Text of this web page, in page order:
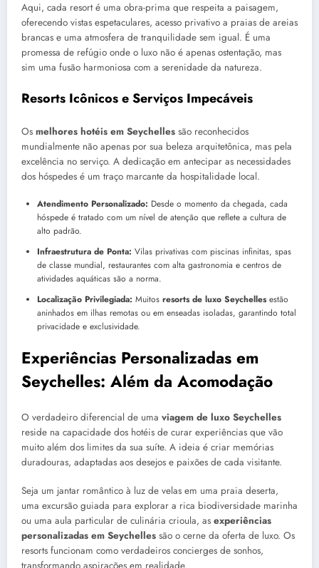
Aqui, cada resort é uma obra-prima que respeita a paisagem,
oferecendo vistas espetaculares, acesso privativo a praias de areias
brancas e uma atmosfera de tranquilidade sem igual. É uma
promessa de refúgio onde o luxo não é apenas ostentação, mas
sim uma fusão harmoniosa com a serenidade da natureza.
Resorts Icônicos e Serviços Impecáveis
Os melhores hotéis em Seychelles são reconhecidos
mundialmente não apenas por sua beleza arquitetônica, mas pela
excelência no serviço. A dedicação em antecipar as necessidades
dos hóspedes é um traço marcante da hospitalidade local.
Atendimento Personalizado: Desde o momento da chegada, cada
hóspede é tratado com um nível de atenção que reflete a cultura de
alto padrão.
Infraestrutura de Ponta: Vilas privativas com piscinas infinitas, spas
de classe mundial, restaurantes com alta gastronomia e centros de
atividades aquáticas são a norma.
Localização Privilegiada: Muitos resorts de luxo Seychellesestão
aninhados em ilhas remotas ou em enseadas isoladas, garantindo total
privacidade e exclusividade.
Experiências Personalizadas em
Seychelles: Além da Acomodação
O verdadeiro diferencial de uma viagem de luxo Seychelles
reside na capacidade dos hotéis de curar experiências que vão
muito além dos limites da sua suíte. A ideia é criar memórias
duradouras, adaptadas aos desejos e paixões de cada visitante.
Seja um jantar romântico à luz de velas em uma praia deserta,
uma excursão guiada para explorar a rica biodiversidade marinha
ou uma aula particular de culinária crioula, as experiências
personalizadas em Seychelles são o cerne da oferta de luxo. Os
resorts funcionam como verdadeiros concierges de sonhos,